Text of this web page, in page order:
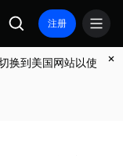
注册
换到美国网站以使